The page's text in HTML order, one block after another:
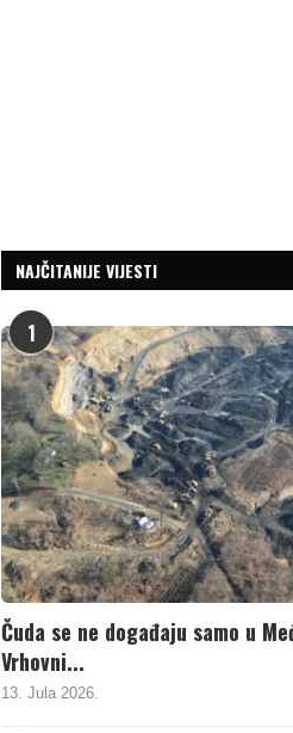
NAJČITANIJE VIJESTI
1
Čuda se ne događaju samo u
Vrhovni...
13. Jula 2026.